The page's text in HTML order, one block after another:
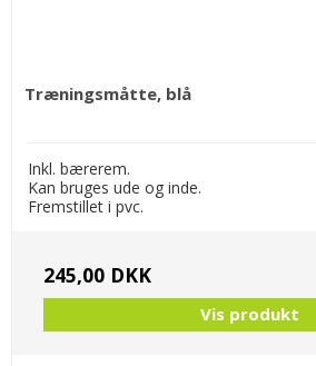
Træningsmåtte, blå
Inkl. bærerem.
Kan bruges ude og inde.
Fremstillet i pvc.
245,00 DKK
Vis produkt